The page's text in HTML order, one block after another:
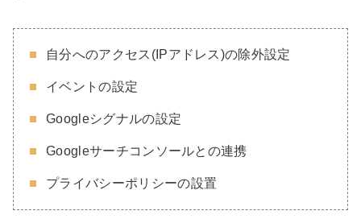
自分へのアクセス(IPアドレス)の除外設定
イベントの設定
Googleシグナルの設定
Googleサーチコンソールとの連携
プライバシーポリシーの設置